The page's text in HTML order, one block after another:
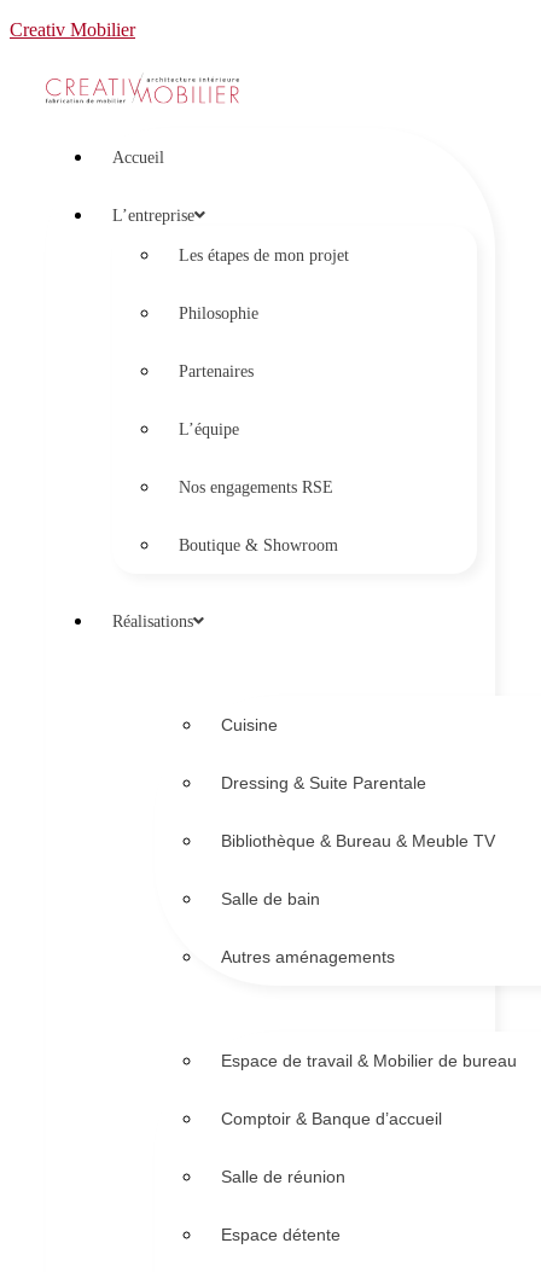
Creativ Mobilier
Accueil
L’entreprise
Les étapes de mon projet
Philosophie
Partenaires
L’équipe
Nos engagements RSE
Boutique & Showroom
Réalisations
Cuisine
Dressing & Suite Parentale
Bibliothèque & Bureau & Meuble TV
Salle de bain
Autres aménagements
Espace de travail & Mobilier de bureau
Comptoir & Banque d’accueil
Salle de réunion
Espace détente